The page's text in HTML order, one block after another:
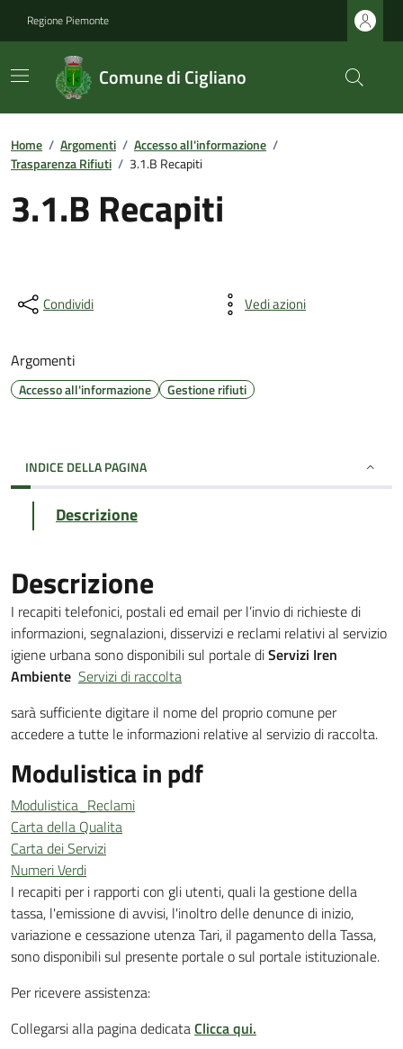
Regione Piemonte
Comune di Cigliano
Home / Argomenti / Accesso all'informazione /
Trasparenza Rifiuti / 3.1.B Recapiti
3.1.B Recapiti
Condividi Vedi azioni
Argomenti
Accesso all'informazione Gestione rifiuti
INDICE DELLA PAGINA
Descrizione
Descrizione
I recapiti telefonici, postali ed email per l’invio di richieste di
informazioni, segnalazioni, disservizi e reclami relativi al servizio
igiene urbana sono disponibili sul portale diServizi Iren
Ambiente Servizi di raccolta
sarà sufficiente digitare il nome del proprio comune per
accedere a tutte le informazioni relative al servizio di raccolta.
Modulistica in pdf
Modulistica_Reclami
Carta della Qualita
Carta dei Servizi
Numeri Verdi
I recapiti per i rapporti con gli utenti, quali la gestione della
tassa, l'emissione di avvisi, l'inoltro delle denunce di inizio,
variazione e cessazione utenza Tari, il pagamento della Tassa,
sono disponibili sul presente portale o sul portale istituzionale.
Per ricevere assistenza:
Collegarsi alla pagina dedicataClicca qui.